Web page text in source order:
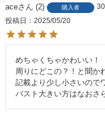
ace 2 購入者
投稿日
2025/05/20
めちゃくちゃかわいい！
周りにどこの？！と聞か
記載より少し小さいので
バスト大きい方はなおさ